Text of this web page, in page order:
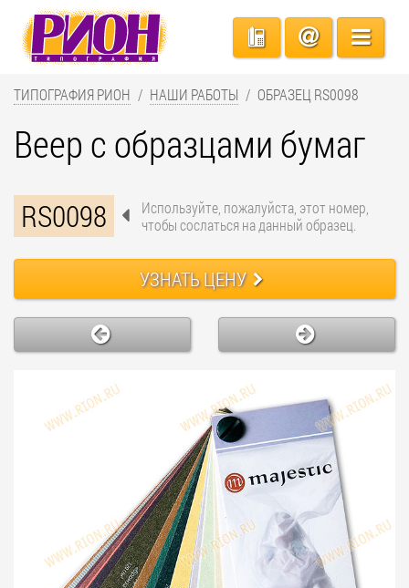
ТИПОГРАФИЯ РИОН НАШИ РАБОТЫ ОБРАЗЕЦ RS0098
Веер с образцами бумаг
RS0098
Используйте, пожалуйста, этот номер,
чтобы сослаться на данный образец.
УЗНАТЬ ЦЕНУ